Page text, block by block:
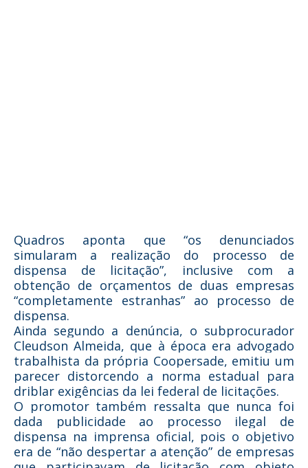
Quadros aponta que “os denunciados
simularam a realização do processo de
dispensa de licitação”, inclusive com a
obtenção de orçamentos de duas empresas
“completamente estranhas” ao processo de
dispensa.
Ainda segundo a denúncia, o subprocurador
Cleudson Almeida, que à época era advogado
trabalhista da própria Coopersade, emitiu um
parecer distorcendo a norma estadual para
driblar exigências da lei federal de licitações.
O promotor também ressalta que nunca foi
dada publicidade ao processo ilegal de
dispensa na imprensa oficial, pois o objetivo
era de “não despertar a atenção” de empresas